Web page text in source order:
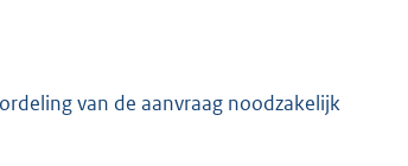
van de aanvraag noodzakelijk